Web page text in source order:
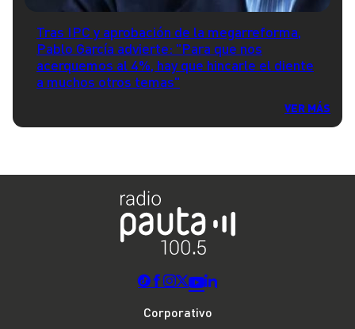
Tras IPC y aprobación de la megarreforma,
Pablo García advierte: "Para que nos
acerquemos al 4%, hay que hincarle el diente
a muchos otros temas"
VER MÁS
Corporativo